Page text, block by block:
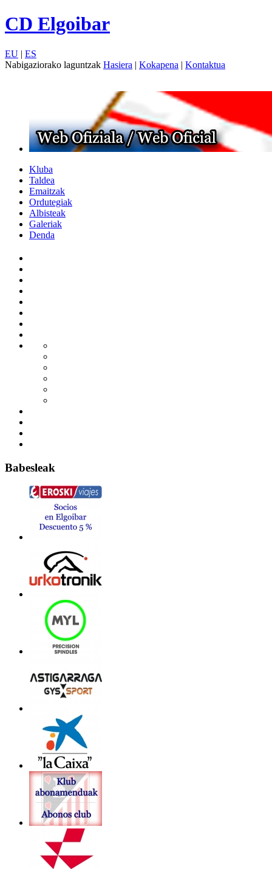
CD Elgoibar
EU | ES
Nabigaziorako laguntzak Hasiera | Kokapena | Kontaktua
Kluba
Taldea
Emaitzak
Ordutegiak
Albisteak
Galeriak
Denda
Babesleak